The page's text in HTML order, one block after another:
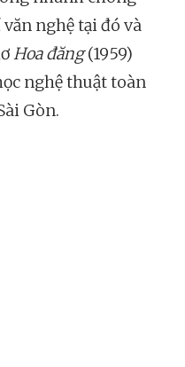
nghệ tại đó và
Hoa đăng(1959)
nghệ thuật toàn
Gòn.